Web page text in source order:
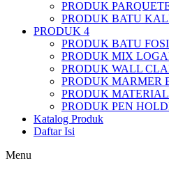
PRODUK
PRODUK BATU
PRODUK 4
PRODUK BATU
PRODUK MIX
PRODUK WALL
PRODUK MARMER
PRODUK
PRODUK PEN
Katalog Produk
Daftar Isi
Menu